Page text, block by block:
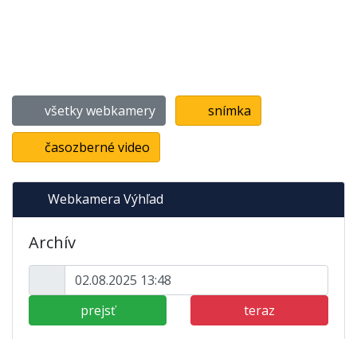
všetky webkamery snímka
časozberné video
Webkamera Výhľad
Archív
prejsť teraz